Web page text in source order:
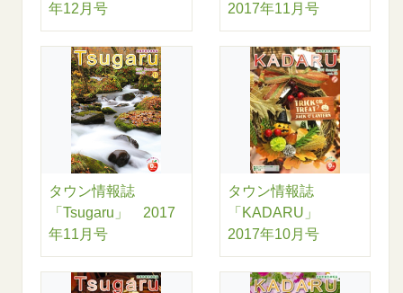
年12月号
2017年11月号
タウン情報誌
「Tsugaru」 2017
年11月号
タウン情報誌
「KADARU」
2017年10月号